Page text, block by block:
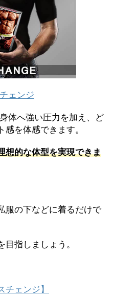
ェンジ
体へ強い圧力を加え、ど
を体感できます。
想的な体型を実現できま
服の下などに着るだけで
指しましょう。
ェンジ】